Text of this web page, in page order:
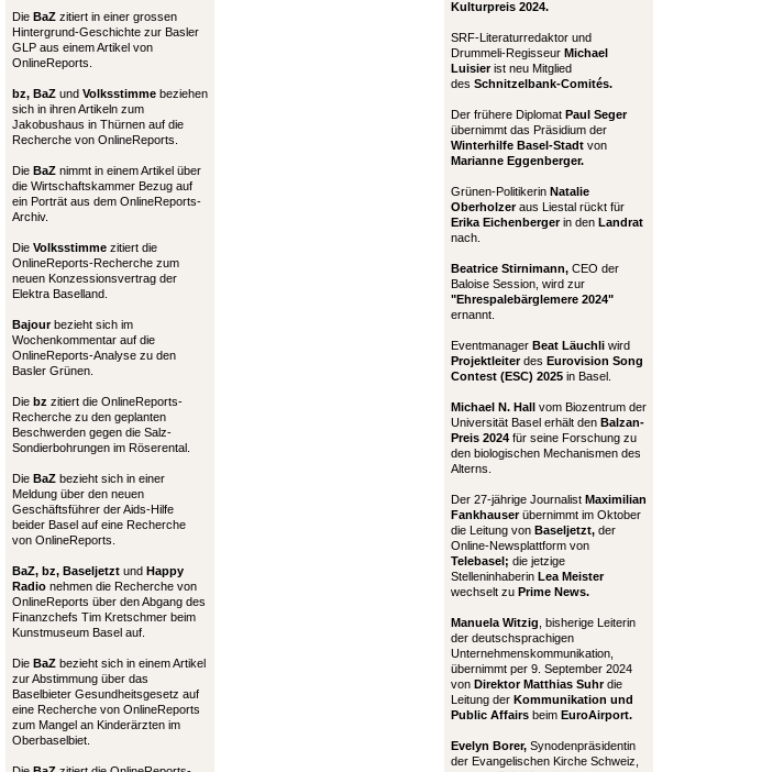
Die BaZ zitiert in einer grossen
Hintergrund-Geschichte zur Basler
GLP aus einem Artikel von
OnlineReports.
bz, BaZ und Volksstimme beziehen
sich in ihren Artikeln zum
Jakobushaus in Thürnen auf die
Recherche von OnlineReports.
Die BaZ nimmt in einem Artikel über
die Wirtschaftskammer Bezug auf
ein Porträt aus dem OnlineReports-
Archiv.
Die Volksstimme zitiert die
OnlineReports-Recherche zum
neuen Konzessionsvertrag der
Elektra Baselland.
Bajourbezieht sich im
Wochenkommentar auf die
OnlineReports-Analyse zu den
Basler Grünen.
Die bz zitiert die OnlineReports-
Recherche zu den geplanten
Beschwerden gegen die Salz-
Sondierbohrungen im Röserental.
Die BaZ bezieht sich in einer
Meldung über den neuen
Geschäftsführer der Aids-Hilfe
beider Basel auf eine Recherche
von OnlineReports.
BaZ, bz, Baseljetzt und Happy
Radio nehmen die Recherche von
OnlineReports über den Abgang des
Finanzchefs Tim Kretschmer beim
Kunstmuseum Basel auf.
Die BaZ bezieht sich in einem Artikel
zur Abstimmung über das
Baselbieter Gesundheitsgesetz auf
eine Recherche von OnlineReports
zum Mangel an Kinderärzten im
Oberbaselbiet.
Kulturpreis 2024.
SRF-Literaturredaktor und
Drummeli-Regisseur Michael
Luisierist neu Mitglied
des Schnitzelbank-Comités.
Der frühere Diplomat Paul Seger
übernimmt das Präsidium der
Winterhilfe Basel-Stadt von
Marianne Eggenberger.
Grünen-Politikerin Natalie
Oberholzeraus Liestal rückt für
Erika Eichenbergerin den Landrat
nach.
Beatrice Stirnimann, CEO der
Baloise Session, wird zur
"Ehrespalebärglemere 2024"
ernannt.
Eventmanager Beat Läuchli wird
Projektleiterdes Eurovision Song
Contest (ESC) 2025 in Basel.
Michael N. Hall vom Biozentrum der
Universität Basel erhält den Balzan-
Preis 2024 für seine Forschung zu
den biologischen Mechanismen des
Alterns.
Der 27-jährige Journalist Maximilian
Fankhauserübernimmt im Oktober
die Leitung von Baseljetzt, der
Online-Newsplattform von
Telebasel; die jetzige
Stelleninhaberin Lea Meister
wechselt zu Prime News.
Manuela Witzig , bisherige Leiterin
der deutschsprachigen
Unternehmenskommunikation,
übernimmt per 9. September 2024
von Direktor Matthias Suhrdie
Leitung der Kommunikation und
Public Affairs beim EuroAirport.
Evelyn Borer, Synodenpräsidentin
der Evangelischen Kirche Schweiz,